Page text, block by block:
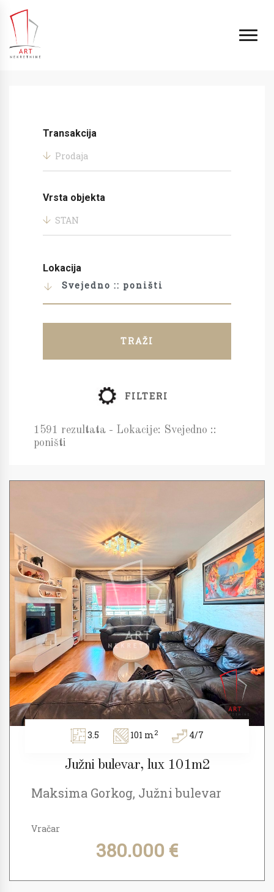
Transakcija
Prodaja
Vrsta objekta
STAN
Lokacija
Svejedno :: poništi
TRAŽI
FILTERI
1591 rezultata - Lokacije: Svejedno ::
poništi
3.5 101 m2 4/7
Južni bulevar, lux 101m2
Maksima Gorkog, Južni bulevar
Vračar
380.000 €